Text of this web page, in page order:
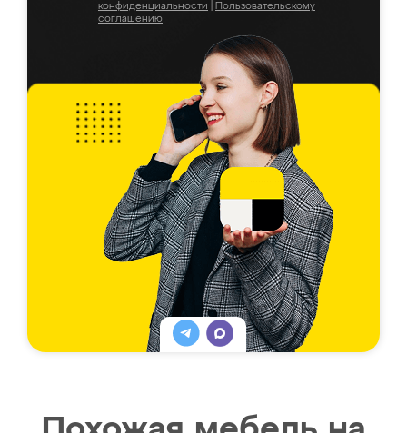
конфиденциальности
Пользовательскому
соглашению